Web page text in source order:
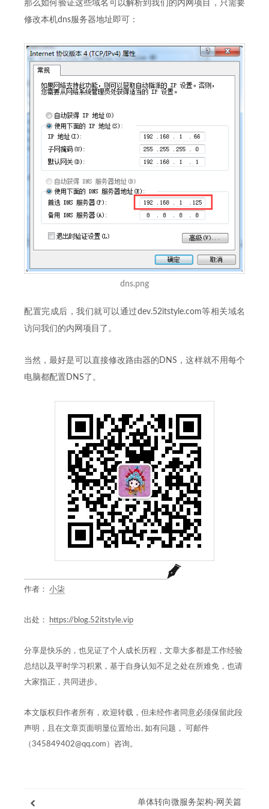
那么如何验证这些域名可以解析到我们的内网项目，只需要
修改本机dns服务器地址即可：
dns.png
配置完成后，我们就可以通过dev.52itstyle.com等相关域名
访问我们的内网项目了。
当然，最好是可以直接修改路由器的DNS，这样就不用每个
电脑都配置DNS了。
作者： 小柒
出处： https://blog.52itstyle.vip
分享是快乐的，也见证了个人成长历程，文章大多都是工作经验
总结以及平时学习积累，基于自身认知不足之处在所难免，也请
大家指正，共同进步。
本文版权归作者所有，欢迎转载，但未经作者同意必须保留此段
声明，且在文章页面明显位置给出, 如有问题， 可邮件
（345849402@qq.com）咨询。
单体转向微服务架构-网关篇